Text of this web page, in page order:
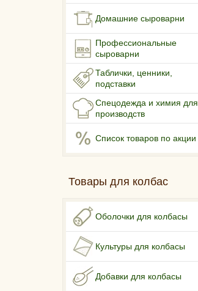
Домашние сыроварни
Профессиональные
сыроварни
Таблички, ценники,
подставки
Спецодежда и химия для
производств
Список товаров по акции
Товары для колбас
Оболочки для колбасы
Культуры для колбасы
Добавки для колбасы